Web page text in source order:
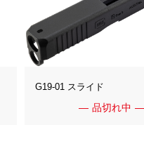
G19-01 スライド
品切れ中